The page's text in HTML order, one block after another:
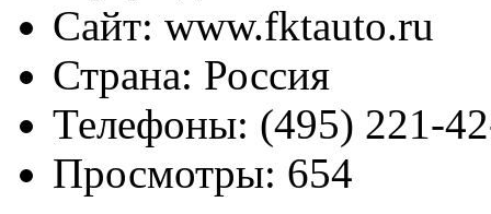
Сайт: www.fktauto.ru
Страна: Россия
Телефоны: (495) 221-
Просмотры: 654